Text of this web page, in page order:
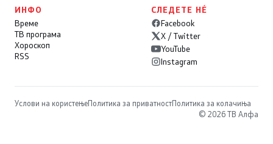
ИНФО
Време
ТВ програма
Хороскоп
RSS
СЛЕДЕТЕ НÉ
Facebook
X / Twitter
YouTube
Instagram
Услови на користењеПолитика за приватностПолитика за колачиња
© 2026 ТВ Алфа